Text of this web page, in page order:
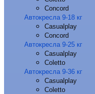
Concord
Автокресла 9-18 кг
Casualplay
Concord
Автокресла 9-25 кг
Casualplay
Coletto
Автокресла 9-36 кг
Casualplay
Coletto